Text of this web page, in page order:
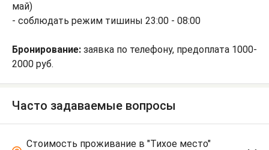
май)
- соблюдать режим тишины 23:00 - 08:00
Бронирование: заявка по телефону, предоплата 1000-
2000 руб.
Часто задаваемые вопросы
Стоимость проживание в "Тихое место"